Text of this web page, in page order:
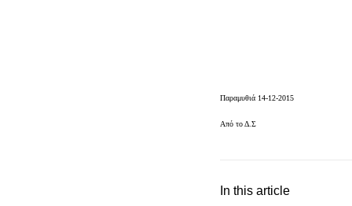
Παραμυθιά 14-12-2015
Από το Δ.Σ
In this article